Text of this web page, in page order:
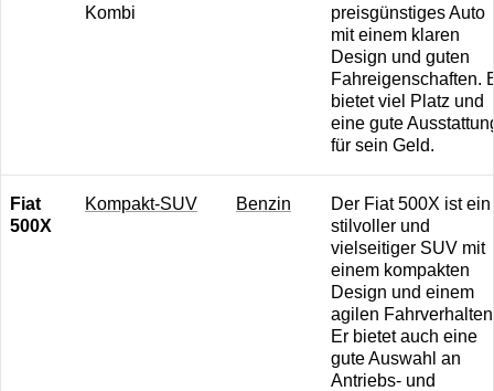
Kombi
preisgünstiges Auto
mit einem klaren
Design und guten
Fahreigenschaften.
bietet viel Platz und
eine gute
für sein Geld.
Fiat
500X
Kompakt-SUV B enzin
Der Fiat 500X ist ein
stilvoller und
vielseitiger SUV mit
einem kompakten
Design und einem
agilen
Er bietet auch eine
gute Auswahl an
Antriebs- und